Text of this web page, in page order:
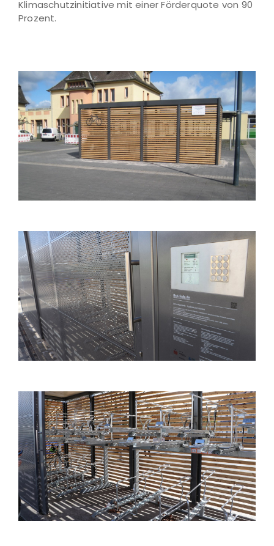
Klimaschutzinitiative mit einer Förderquote von 90
Prozent.